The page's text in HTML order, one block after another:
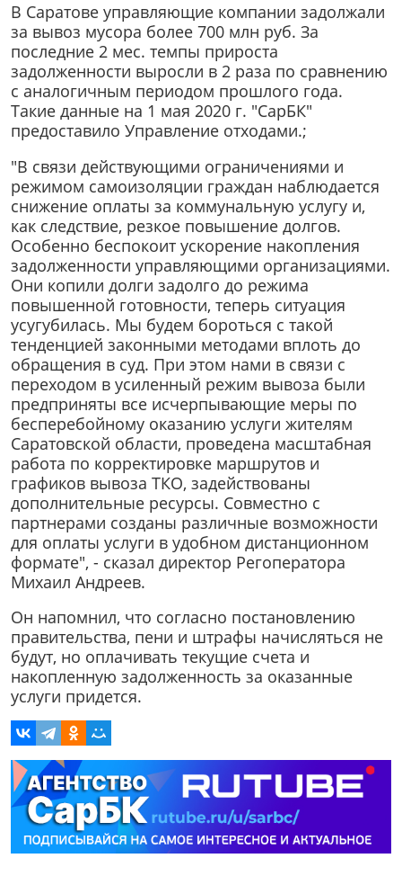
В Саратове управляющие компании задолжали
за вывоз мусора более 700 млн руб. За
последние 2 мес. темпы прироста
задолженности выросли в 2 раза по сравнению
с аналогичным периодом прошлого года.
Такие данные на 1 мая 2020 г. "СарБК"
предоставило Управление отходами.;
"В связи действующими ограничениями и
режимом самоизоляции граждан наблюдается
снижение оплаты за коммунальную услугу и,
как следствие, резкое повышение долгов.
Особенно беспокоит ускорение накопления
задолженности управляющими организациями.
Они копили долги задолго до режима
повышенной готовности, теперь ситуация
усугубилась. Мы будем бороться с такой
тенденцией законными методами вплоть до
обращения в суд. При этом нами в связи с
переходом в усиленный режим вывоза были
предприняты все исчерпывающие меры по
бесперебойному оказанию услуги жителям
Саратовской области, проведена масштабная
работа по корректировке маршрутов и
графиков вывоза ТКО, задействованы
дополнительные ресурсы. Совместно с
партнерами созданы различные возможности
для оплаты услуги в удобном дистанционном
формате", - сказал директор Регоператора
Михаил Андреев.
Он напомнил, что согласно постановлению
правительства, пени и штрафы начисляться не
будут, но оплачивать текущие счета и
накопленную задолженность за оказанные
услуги придется.